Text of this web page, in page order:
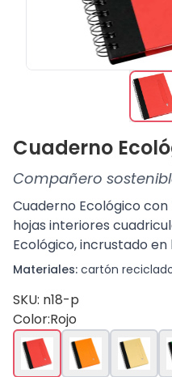
Cuaderno
Compañero
Cuaderno Ecológico
hojas interiores
Ecológico, incrustado en
Materiales: cartón
SKU: n18-p
Color:Rojo